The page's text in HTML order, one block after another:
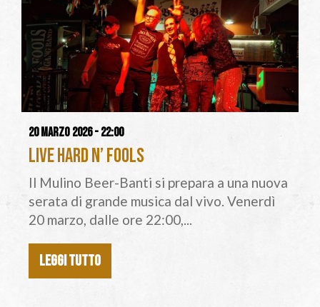
20 marzo 2026 - 22:00
Live Hard n’ Fools
Il Mulino Beer-Banti si prepara a una nuova
serata di grande musica dal vivo. Venerdì
20 marzo, dalle ore 22:00,...
LEGGI TUTTO